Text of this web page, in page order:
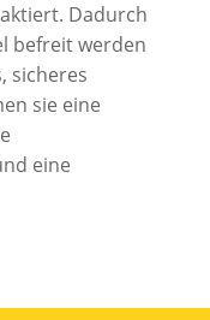
Dadurch
befreit werden
sicheres
sie eine
eine